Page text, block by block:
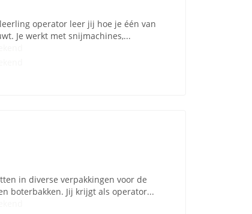
operator leer jij hoe je één van
Je werkt met snijmachines,...
in diverse verpakkingen voor de
boterbakken. Jij krijgt als operator...